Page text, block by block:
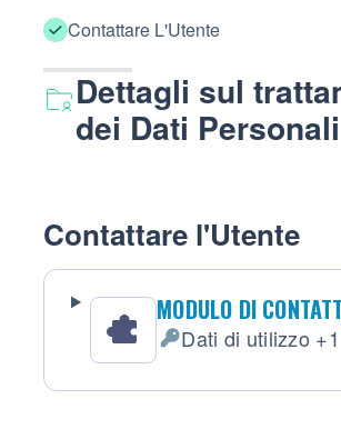
Contattare L'Utente
Dettagli sul
dei Dati Personali
Contattare l'Utente
MODULO DI
Dati Personali trattati:
Dati di utilizzo +1